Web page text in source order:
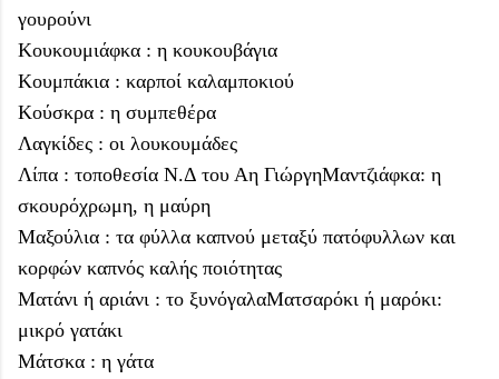
γουρούνι
Κουκουμιάφκα : η κουκουβάγια
Κουμπάκια : καρποί καλαμποκιού
Κούσκρα : η συμπεθέρα
Λαγκίδες : οι λουκουμάδες
Λίπα : τοποθεσία Ν.Δ του Αη ΓιώργηΜαντζιάφκα: η
σκουρόχρωμη, η μαύρη
Μαξούλια : τα φύλλα καπνού μεταξύ πατόφυλλων και
κορφών καπνός καλής ποιότητας
Ματάνι ή αριάνι : το ξυνόγαλαΜατσαρόκι ή μαρόκι:
μικρό γατάκι
Μάτσκα : η γάτα